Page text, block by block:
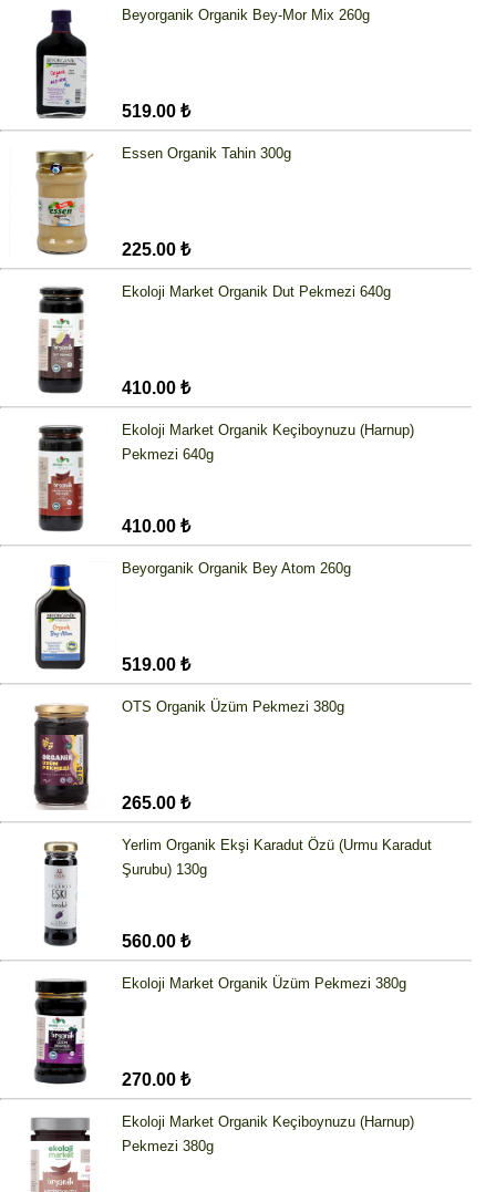
Beyorganik Organik Bey-Mor Mix 260g
519.00 ₺
Essen Organik Tahin 300g
225.00 ₺
Ekoloji Market Organik Dut Pekmezi 640g
410.00 ₺
Ekoloji Market Organik Keçiboynuzu (Harnup)
Pekmezi 640g
410.00 ₺
Beyorganik Organik Bey Atom 260g
519.00 ₺
OTS Organik Üzüm Pekmezi 380g
265.00 ₺
Yerlim Organik Ekşi Karadut Özü (Urmu Karadut
Şurubu) 130g
560.00 ₺
Ekoloji Market Organik Üzüm Pekmezi 380g
270.00 ₺
Ekoloji Market Organik Keçiboynuzu (Harnup)
Pekmezi 380g